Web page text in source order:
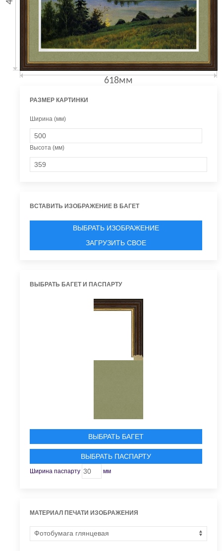
618мм
РАЗМЕР КАРТИНКИ
Ширина (мм)
Высота (мм)
ВСТАВИТЬ ИЗОБРАЖЕНИЕ В БАГЕТ
ВЫБРАТЬ ИЗОБРАЖЕНИЕ
ЗАГРУЗИТЬ СВОЕ
ВЫБРАТЬ БАГЕТ И ПАСПАРТУ
ВЫБРАТЬ БАГЕТ
ВЫБРАТЬ ПАСПАРТУ
Ширина паспарту мм
МАТЕРИАЛ ПЕЧАТИ ИЗОБРАЖЕНИЯ